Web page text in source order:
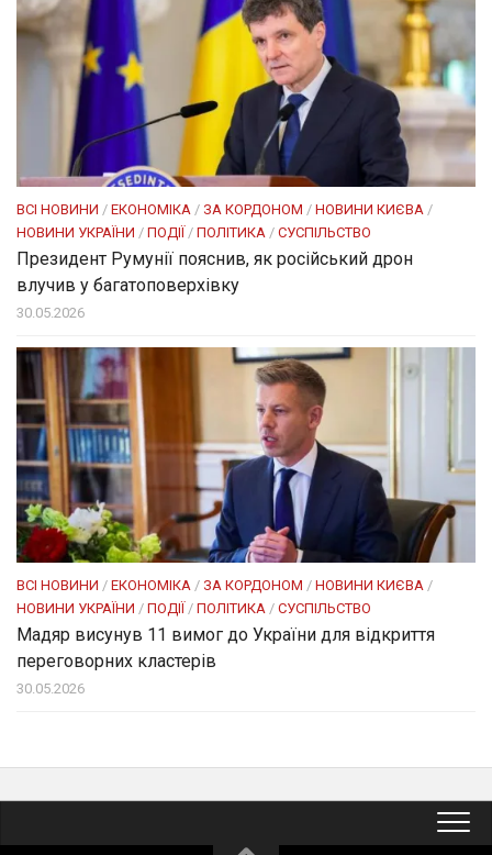
ВСІ НОВИНИ / ЕКОНОМІКА / ЗА КОРДОНОМ / НОВИНИ КИЄВА /
НОВИНИ УКРАЇНИ / ПОДІЇ/ ПОЛІТИКА / СУСПІЛЬСТВО
Президент Румунії пояснив, як російський дрон
влучив у багатоповерхівку
30.05.2026
ВСІ НОВИНИ / ЕКОНОМІКА / ЗА КОРДОНОМ / НОВИНИ КИЄВА /
НОВИНИ УКРАЇНИ / ПОДІЇ / ПОЛІТИКА / СУСПІЛЬСТВО
Мадяр висунув 11 вимог до України для відкриття
переговорних кластерів
30.05.2026